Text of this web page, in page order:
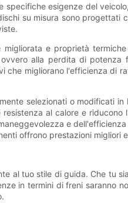
esigenze del
su misura sono progettati
e proprietà
alla perdita di
migliorano l'efficienza di
selezionati o modificati
al calore e
e
offrono prestazioni migliori
al tuo stile di guida. Che tu
in termini di freni saranno